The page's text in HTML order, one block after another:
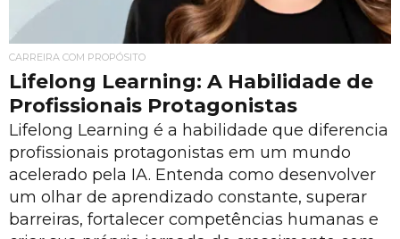
CARREIRA COM PROPÓSITO
Lifelong Learning: A Habilidade de
Profissionais Protagonistas
Lifelong Learning é a habilidade que diferencia
profissionais protagonistas em um mundo
acelerado pela IA. Entenda como desenvolver
um olhar de aprendizado constante, superar
barreiras, fortalecer competências humanas e